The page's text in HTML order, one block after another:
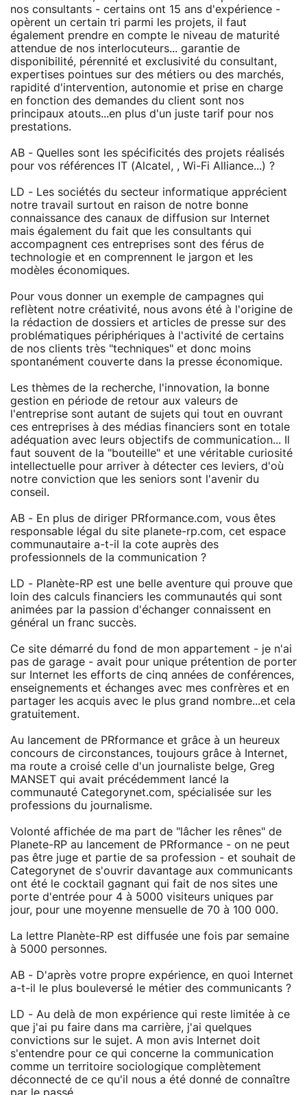
nos consultants - certains ont 15 ans d'expérience -
opèrent un certain tri parmi les projets, il faut
également prendre en compte le niveau de maturité
attendue de nos interlocuteurs... garantie de
disponibilité, pérennité et exclusivité du consultant,
expertises pointues sur des métiers ou des marchés,
rapidité d'intervention, autonomie et prise en charge
en fonction des demandes du client sont nos
principaux atouts...en plus d'un juste tarif pour nos
prestations.
AB - Quelles sont les spécificités des projets réalisés
pour vos références IT (Alcatel, , Wi-Fi Alliance...) ?
LD - Les sociétés du secteur informatique apprécient
notre travail surtout en raison de notre bonne
connaissance des canaux de diffusion sur Internet
mais également du fait que les consultants qui
accompagnent ces entreprises sont des férus de
technologie et en comprennent le jargon et les
modèles économiques.
Pour vous donner un exemple de campagnes qui
reflètent notre créativité, nous avons été à l'origine de
la rédaction de dossiers et articles de presse sur des
problématiques périphériques à l'activité de certains
de nos clients très "techniques" et donc moins
spontanément couverte dans la presse économique.
Les thèmes de la recherche, l'innovation, la bonne
gestion en période de retour aux valeurs de
l'entreprise sont autant de sujets qui tout en ouvrant
ces entreprises à des médias financiers sont en totale
adéquation avec leurs objectifs de communication... Il
faut souvent de la "bouteille" et une véritable curiosité
intellectuelle pour arriver à détecter ces leviers, d'où
notre conviction que les seniors sont l'avenir du
conseil.
AB - En plus de diriger PRformance.com, vous êtes
responsable légal du site planete-rp.com, cet espace
communautaire a-t-il la cote auprès des
professionnels de la communication ?
LD - Planète-RP est une belle aventure qui prouve que
loin des calculs financiers les communautés qui sont
animées par la passion d'échanger connaissent en
général un franc succès.
Ce site démarré du fond de mon appartement - je n'ai
pas de garage - avait pour unique prétention de porter
sur Internet les efforts de cinq années de conférences,
enseignements et échanges avec mes confrères et en
partager les acquis avec le plus grand nombre...et cela
gratuitement.
Au lancement de PRformance et grâce à un heureux
concours de circonstances, toujours grâce à Internet,
ma route a croisé celle d'un journaliste belge, Greg
MANSET qui avait précédemment lancé la
communauté Categorynet.com, spécialisée sur les
professions du journalisme.
Volonté affichée de ma part de "lâcher les rênes" de
Planete-RP au lancement de PRformance - on ne peut
pas être juge et partie de sa profession - et souhait de
Categorynet de s'ouvrir davantage aux communicants
ont été le cocktail gagnant qui fait de nos sites une
porte d'entrée pour 4 à 5000 visiteurs uniques par
jour, pour une moyenne mensuelle de 70 à 100 000.
La lettre Planète-RP est diffusée une fois par semaine
à 5000 personnes.
AB - D'après votre propre expérience, en quoi Internet
a-t-il le plus bouleversé le métier des communicants ?
LD - Au delà de mon expérience qui reste limitée à ce
que j'ai pu faire dans ma carrière, j'ai quelques
convictions sur le sujet. A mon avis Internet doit
s'entendre pour ce qui concerne la communication
comme un territoire sociologique complètement
déconnecté de ce qu'il nous a été donné de connaître
par le passé.